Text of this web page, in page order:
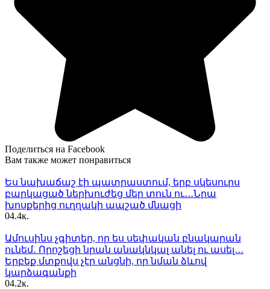
Поделиться на Facebook
Вам также может понравиться
Ես նախաճաշ էի պատրաստում, երբ սկեսուրս
բարկացած ներխուժեց մեր տուն ու․․․Նրա
խոսքերից ուղղակի ապշած մնացի
04.4к.
Ամուսինս չգիտեր, որ ես սեփական բնակարան
ունեմ․ Որոշեցի նրան անակնկալ անել ու ասել․․․
Երբեք մտքովս չէր անցնի, որ նման ձևով
կարձագանքի
04.2к.